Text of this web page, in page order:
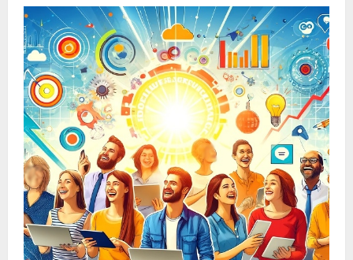
KA-
KSLSBWH
の
詳
細
を
ご
覧
く
だ
さ
い
ト
祭
り
2025
完
全
攻
略
ガ
イ
ド
｜
最
大
限
お
得
に
ポ
イ
ン
ト
を